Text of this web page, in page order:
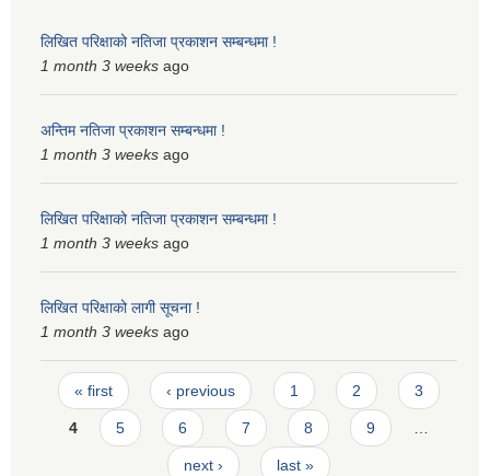
लिखित परिक्षाको नतिजा प्रकाशन सम्बन्धमा !
1 month 3 weeks ago
अन्तिम नतिजा प्रकाशन सम्बन्धमा !
1 month 3 weeks ago
लिखित परिक्षाको नतिजा प्रकाशन सम्बन्धमा !
1 month 3 weeks ago
लिखित परिक्षाको लागी सूचना !
1 month 3 weeks ago
Pages
« first ‹ previous 1 2 3
4 5 6 7 8 9 …
next › last »